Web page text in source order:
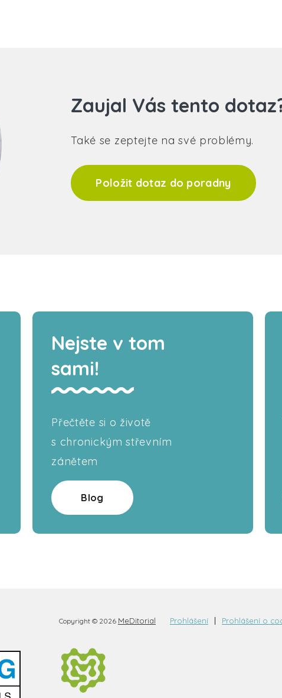
Zaujal Vás tento
Také se zeptejte na své problémy.
Položit dotaz do poradny
Nejste v tom
sami!
Přečtěte si o životě
s chronickým střevním
zánětem
Blog
Copyright © 2026 MeDitorial Prohlášení Prohlášení o